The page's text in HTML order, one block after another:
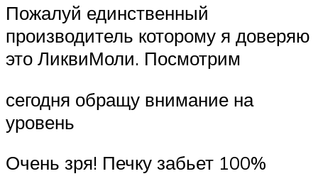
Пожалуй единственный
производитель которому я доверяю
это ЛиквиМоли. Посмотрим
сегодня обращу внимание на
уровень
Очень зря! Печку забьет 100%